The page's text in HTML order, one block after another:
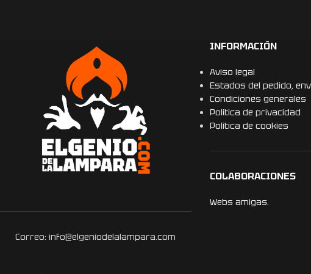
Correo: info@elgeniodelalampara.com
INFORMACIÓN
Aviso legal
Estados del pedido,
Condiciones generales
Politica de privacidad
Politica de cookies
COLABORACIONES
Webs amigas.